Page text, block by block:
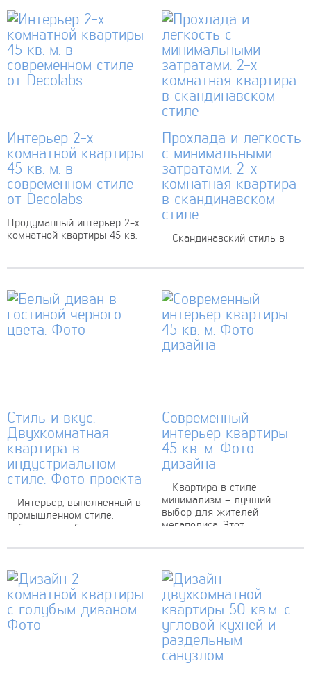
жилое помещение, зависит
здоровье и самочувствие
хозяев квартиры....
характерным для отделки в
60–70 годы прошлого...
Интерьер 2-х
комнатной квартиры
45 кв. м. в
современном стиле
от Decolabs
Продуманный интерьер 2-х
комнатной квартиры 45 кв.
м. в современном стиле
красивого и комфортного
направление отделки
позволило избавиться от
ненужных...
Прохлада и легкость
с минимальными
затратами. 2-х
комнатная квартира
в скандинавском
стиле
Скандинавский стиль в
светлые пастельные
оттенки, за счет которых
расширяется пространство,
отделка натуральными
материалами....
Стиль и вкус.
Двухкомнатная
квартира в
индустриальном
стиле. Фото проекта
Интерьер, выполненный в
промышленном стиле,
набирает все большую
понять почему многие
промышленным стилем –
ведь с виду он очень суров
и...
Современный
интерьер квартиры
45 кв. м. Фото
дизайна
Квартира в стиле
минимализм – лучший
выбор для жителей
мегаполиса. Этот
квартиры 45 кв. м. сочетает
функциональность и...